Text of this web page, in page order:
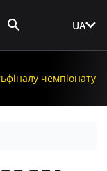
UA
чемпіонату